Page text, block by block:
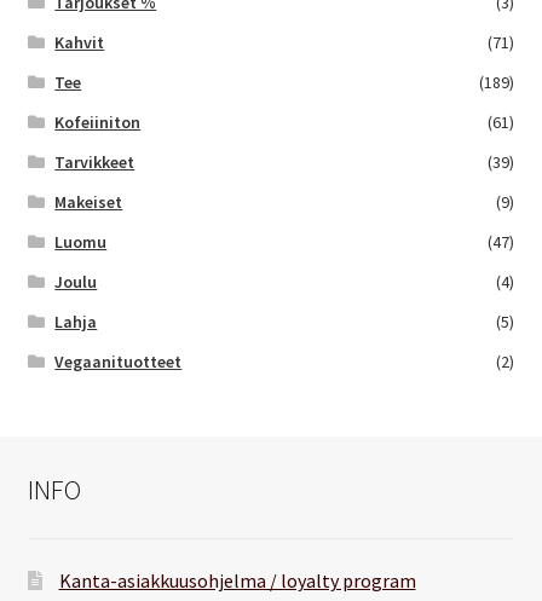
Kahvit
(71)
Tee
(189)
Kofeiiniton
(61)
Tarvikkeet
(39)
Makeiset
(9)
Luomu
(47)
Joulu
(4)
Lahja
(5)
Vegaanituotteet
(2)
INFO
Kanta-asiakkuusohjelma / loyalty program